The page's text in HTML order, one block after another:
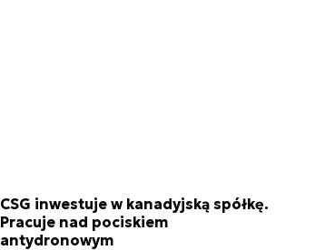
CSG inwestuje w kanadyjską spółkę.
Pracuje nad pociskiem
antydronowym